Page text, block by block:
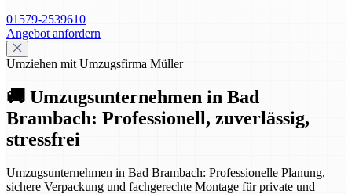
01579-2539610
Angebot anfordern
Umziehen mit Umzugsfirma Müller
🚚 Umzugsunternehmen in Bad
Brambach: Professionell, zuverlässig,
stressfrei
Umzugsunternehmen in Bad Brambach: Professionelle Planung,
sichere Verpackung und fachgerechte Montage für private und